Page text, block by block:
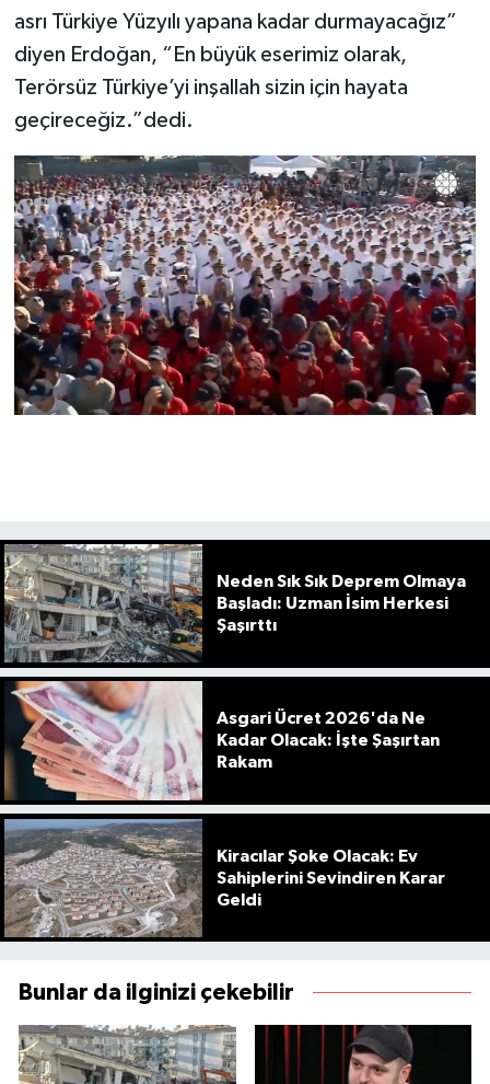
asrı Türkiye Yüzyılı yapana kadar durmayacağız”
diyen Erdoğan, “En büyük eserimiz olarak,
Terörsüz Türkiye’yi inşallah sizin için hayata
geçireceğiz.”dedi.
Neden Sık Sık Deprem Olmaya
Başladı: Uzman İsim Herkesi
Şaşırttı
Asgari Ücret 2026'da Ne
Kadar Olacak: İşte Şaşırtan
Rakam
Kiracılar Şoke Olacak: Ev
Sahiplerini Sevindiren Karar
Geldi
Bunlar da ilginizi çekebilir